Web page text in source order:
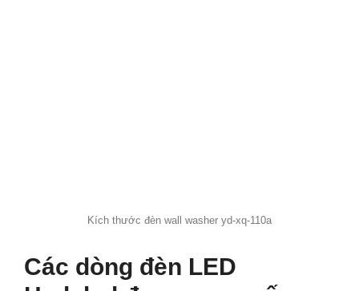
Kích thước đèn wall washer yd-xq-110a
Các dòng đèn LED